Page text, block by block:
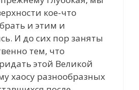
кое-что
и этим и
И до сих пор заняты
тем, что
этой Великой
хаосу разнообразных